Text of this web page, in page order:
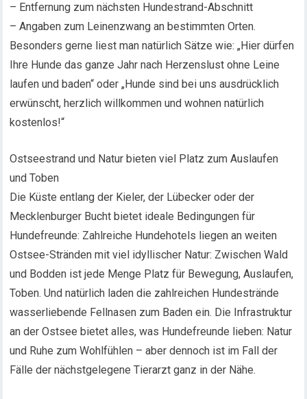
– Entfernung zum nächsten Hundestrand-Abschnitt
– Angaben zum Leinenzwang an bestimmten Orten.
Besonders gerne liest man natürlich Sätze wie: „Hier dürfen
Ihre Hunde das ganze Jahr nach Herzenslust ohne Leine
laufen und baden“ oder „Hunde sind bei uns ausdrücklich
erwünscht, herzlich willkommen und wohnen natürlich
kostenlos!“
Ostseestrand und Natur bieten viel Platz zum Auslaufen
und Toben
Die Küste entlang der Kieler, der Lübecker oder der
Mecklenburger Bucht bietet ideale Bedingungen für
Hundefreunde: Zahlreiche Hundehotels liegen an weiten
Ostsee-Stränden mit viel idyllischer Natur: Zwischen Wald
und Bodden ist jede Menge Platz für Bewegung, Auslaufen,
Toben. Und natürlich laden die zahlreichen Hundestrände
wasserliebende Fellnasen zum Baden ein. Die Infrastruktur
an der Ostsee bietet alles, was Hundefreunde lieben: Natur
und Ruhe zum Wohlfühlen – aber dennoch ist im Fall der
Fälle der nächstgelegene Tierarzt ganz in der Nähe.